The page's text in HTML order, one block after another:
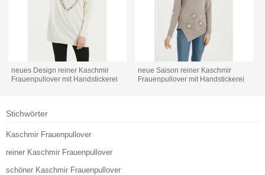
neues Design reiner Kaschmir
Frauenpullover mit Handstickerei
neue Saison reiner Kaschmir
Frauenpullover mit Handstickerei
Stichwörter
Kaschmir Frauenpullover
reiner Kaschmir Frauenpullover
schöner Kaschmir Frauenpullover